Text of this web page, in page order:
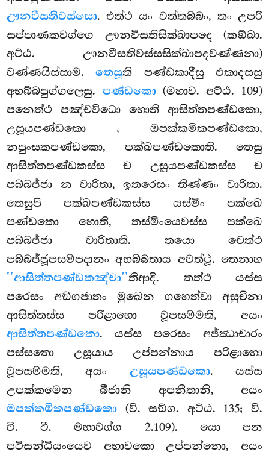
ඌනවීසතිවස්සො. එත්ථ යං වත්තබ්බං, තං උපරි
සප්පාණකවග්ගෙ ඌනවීසතිසික්ඛාපදෙ (කඞ්ඛා.
අට්ඨ. ඌනවීසතිවස්සසික්ඛාපදවණ්ණනා)
වණ්ණයිස්සාම.තෙසූති පණ්ඩකාදීසු එකාදසසු
අභබ්බපුග්ගලෙසු. පණ්ඩකො(මහාව. අට්ඨ. 109)
පනෙත්ථ පඤ්චවිධො හොති ආසිත්තපණ්ඩකො,
උසූයපණ්ඩකො , ඔපක්කමිකපණ්ඩකො,
නපුංසකපණ්ඩකො, පක්ඛපණ්ඩකොති. තෙසු
ආසිත්තපණ්ඩකස්ස ච උසූයපණ්ඩකස්ස ච
පබ්බජ්ජා න වාරිතා, ඉතරෙසං තිණ්ණං වාරිතා.
තෙසුපි පක්ඛපණ්ඩකස්ස යස්මිං පක්ඛෙ
පණ්ඩකො හොති, තස්මිංයෙවස්ස පක්ඛෙ
පබ්බජ්ජා වාරිතාති. තයො චෙත්ථ
පබ්බජ්ජූපසම්පදානං අභබ්බතාය අවත්ථූ. තෙනාහ
‘‘ආසිත්තපණ්ඩකඤ්චා’’තිආදි. තත්ථ යස්ස
පරෙසං අඞ්ගජාතං මුඛෙන ගහෙත්වා අසුචිනා
ආසිත්තස්ස පරිළාහො වූපසම්මති, අයං
ආසිත්තපණ්ඩකො. යස්ස පරෙසං අජ්ඣාචාරං
පස්සතො උසූයාය උප්පන්නාය පරිළාහො
වූපසම්මති, අයං උසූයපණ්ඩකො. යස්ස
උපක්කමෙන බීජානි අපනීතානි, අයං
ඔපක්කමිකපණ්ඩකො (වි. සඞ්ග. අට්ඨ. 135; වි.
වි. ටී. මහාවග්ග 2.109). යො පන
පටිසන්ධියංයෙව අභාවකො උප්පන්නො, අයං